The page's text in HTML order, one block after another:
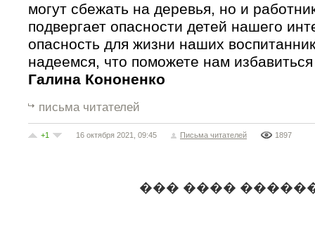
могут сбежать на деревья, но и
подвергает опасности детей нашего
опасность для жизни наших
надеемся, что поможете нам
Галина Кононенко
письма читателей
+1 16 октября 2021, 09:45 Письма читателей 1897
��� ����